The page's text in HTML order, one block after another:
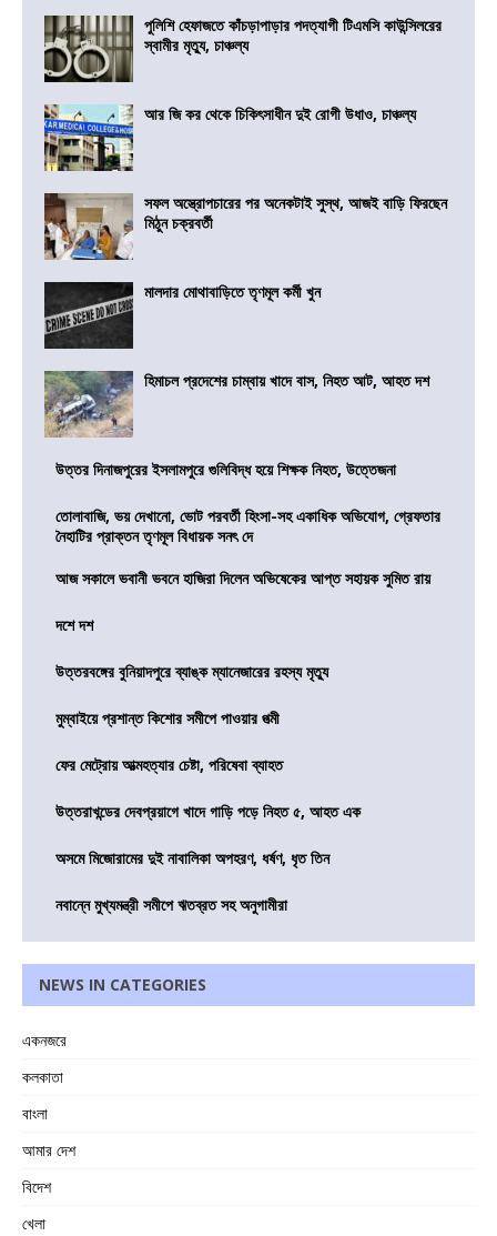
পুলিশি হেফাজতে কাঁচড়াপাড়ার পদত্যাগী টিএমসি কাউন্সিলরের
স্বামীর মৃত্যু, চাঞ্চল্য
আর জি কর থেকে চিকিৎসাধীন দুই রোগী উধাও, চাঞ্চল্য
সফল অস্ত্রোপচারের পর অনেকটাই সুস্থ, আজই বাড়ি ফিরছেন
মিঠুন চক্রবর্তী
মালদার মোথাবাড়িতে তৃণমূল কর্মী খুন
হিমাচল প্রদেশের চাম্বায় খাদে বাস, নিহত আট, আহত দশ
উত্তর দিনাজপুরের ইসলামপুরে গুলিবিদ্ধ হয়ে শিক্ষক নিহত, উত্তেজনা
তোলাবাজি, ভয় দেখানো, ভোট পরবর্তী হিংসা-সহ একাধিক অভিযোগ, গ্রেফতার
নৈহাটির প্রাক্তন তৃণমূল বিধায়ক সনৎ দে
আজ সকালে ভবানী ভবনে হাজিরা দিলেন অভিষেকের আপ্ত সহায়ক সুমিত রায়
দশে দশ
উত্তরবঙ্গের বুনিয়াদপুরে ব্যাঙ্ক ম্যানেজারের রহস্য মৃত্যু
মুম্বাইয়ে প্রশান্ত কিশোর সমীপে পাওয়ার পত্মী
ফের মেট্রোয় আত্মহত্যার চেষ্টা, পরিষেবা ব্যাহত
উত্তরাখন্ডের দেবপ্রয়াগে খাদে গাড়ি পড়ে নিহত ৫, আহত এক
অসমে মিজোরামের দুই নাবালিকা অপহরণ, ধর্ষণ, ধৃত তিন
নবান্নে মুখ্যমন্ত্রী সমীপে ঋতব্রত সহ অনুগামীরা
NEWS IN CATEGORIES
একনজরে
কলকাতা
বাংলা
আমার দেশ
বিদেশ
খেলা